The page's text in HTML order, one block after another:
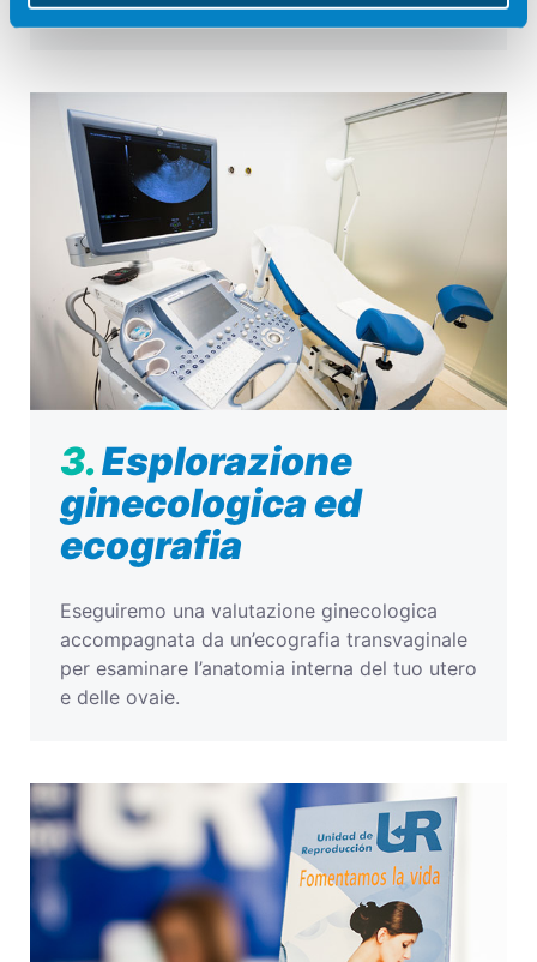
medica.
3.Esplorazione
ginecologica ed
ecografia
Eseguiremo una valutazione ginecologica
accompagnata da un’ecografia transvaginale
per esaminare l’anatomia interna del tuo utero
e delle ovaie.